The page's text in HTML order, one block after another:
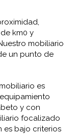
de km0 y
mobiliario
un punto de
es
y con
focalizado
es bajo criterios